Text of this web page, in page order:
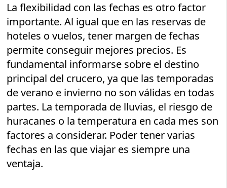
La flexibilidad con las fechas es otro factor
importante. Al igual que en las reservas de
hoteles o vuelos, tener margen de fechas
permite conseguir mejores precios. Es
fundamental informarse sobre el destino
principal del crucero, ya que las temporadas
de verano e invierno no son válidas en todas
partes. La temporada de lluvias, el riesgo de
huracanes o la temperatura en cada mes son
factores a considerar. Poder tener varias
fechas en las que viajar es siempre una
ventaja.